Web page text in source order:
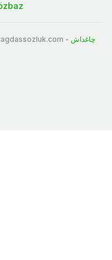
- چاغداش